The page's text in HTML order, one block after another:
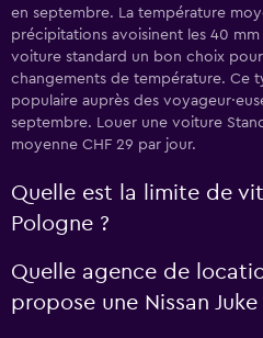
en septembre. La température
précipitations avoisinent les 40
voiture standard un bon choix
changements de température. Ce
populaire auprès des
septembre. Louer une voiture
moyenne CHF 29 par jour.
Quelle est la limite de
Pologne ?
Quelle agence de
propose une Nissan